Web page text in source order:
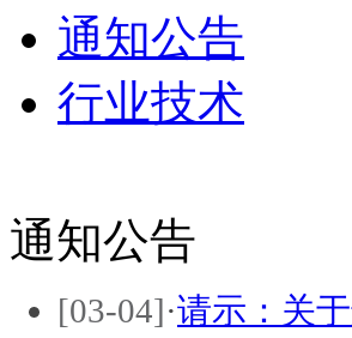
通知公告
行业技术
通知公告
[03-04]·请示：关